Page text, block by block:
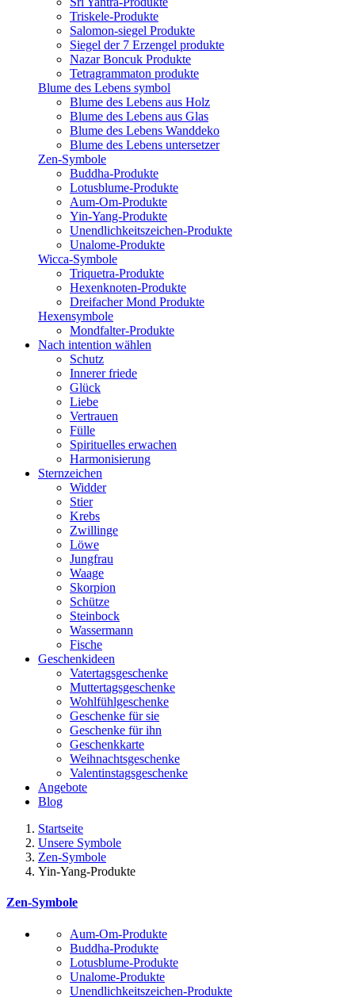
Triskele-Produkte
Salomon-siegel Produkte
Siegel der 7 Erzengel produkte
Nazar Boncuk Produkte
Tetragrammaton produkte
Blume des Lebens symbol​
Blume des Lebens aus Holz
Blume des Lebens aus Glas
Blume des Lebens Wanddeko
Blume des Lebens untersetzer
Zen-Symbole
Buddha-Produkte
Lotusblume-Produkte
Aum-Om-Produkte
Yin-Yang-Produkte
Unendlichkeitszeichen-Produkte
Unalome-Produkte
Wicca-Symbole
Triquetra-Produkte
Hexenknoten-Produkte
Dreifacher Mond Produkte
Hexensymbole
Mondfalter-Produkte
Nach intention wählen
Schutz
Innerer friede
Glück
Liebe
Vertrauen
Fülle
Spirituelles erwachen
Harmonisierung
Sternzeichen
Widder
Stier
Krebs
Zwillinge
Löwe
Jungfrau
Waage
Skorpion
Schütze
Steinbock
Wassermann
Fische
Geschenkideen
Vatertagsgeschenke
Muttertagsgeschenke
Wohlfühlgeschenke
Geschenke für sie
Geschenke für ihn
Geschenkkarte
Weihnachtsgeschenke
Valentinstagsgeschenke
Angebote
Blog
Startseite
Unsere Symbole
Zen-Symbole
Yin-Yang-Produkte
Zen-Symbole
Aum-Om-Produkte
Buddha-Produkte
Lotusblume-Produkte
Unalome-Produkte
Unendlichkeitszeichen-Produkte